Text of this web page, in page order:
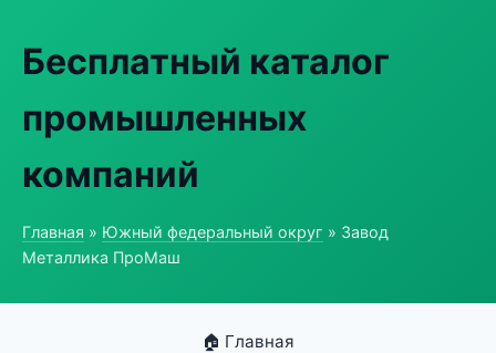
Бесплатный каталог
промышленных
компаний
Главная » Южный федеральный округ » Завод
Металлика ПроМаш
🏠 Главная